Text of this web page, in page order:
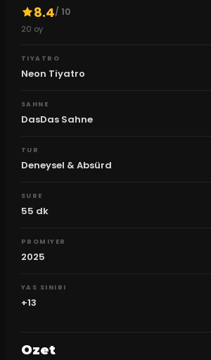
8.4/ 10
20 oy
TIYATRO
Neon Tiyatro
SAHNE
DasDas Sahne
TUR
Deneysel & Absürd
SURE
55 dk
PROMIYER
2025
YAS SINIRI
+13
Ozet